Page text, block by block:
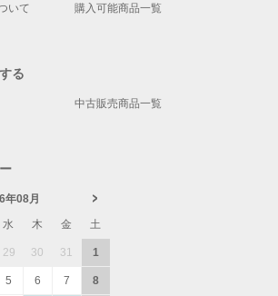
いて 購入可能商品一覧
る
中古販売商品一覧
年08月
水 木 金 土
29 30 31 1
5 6 7 8